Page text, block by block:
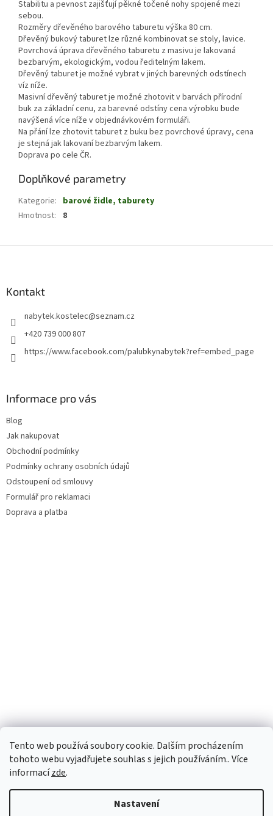
Tento web používá soubory cookie. Dalším procházením
tohoto webu vyjadřujete souhlas s jejich používáním.. Více
informacízde.
Nastavení
Stabilitu a pevnost zajišťují pěkné točené nohy spojené mezi
sebou.
Rozměry dřevěného barového taburetu výška 80 cm.
Dřevěný bukový taburet lze různé kombinovat se stoly, lavice.
Povrchová úprava dřevěného taburetu z masivu je lakovaná
bezbarvým, ekologickým, vodou ředitelným lakem.
Dřevěný taburet je možné vybrat v jiných barevných odstínech
víz níže.
Masivní dřevěný taburet je možné zhotovit v barvách přírodní
buk za základní cenu, za barevné odstíny cena výrobku bude
navýšená více níže v objednávkovém formuláři.
Na přání lze zhotovit taburet z buku bez povrchové úpravy, cena
je stejná jak lakovaní bezbarvým lakem.
Doprava po cele ČR.
Doplňkové parametry
Kategorie: barové židle, taburety
Hmotnost: 8
Kontakt
nabytek.kostelec@seznam.cz
+420 739 000 807
https://www.facebook.com/palubkynabytek?ref=embed_page
Informace pro vás
Blog
Jak nakupovat
Obchodní podmínky
Podmínky ochrany osobních údajů
Odstoupení od smlouvy
Formulář pro reklamaci
Doprava a platba
Facebook